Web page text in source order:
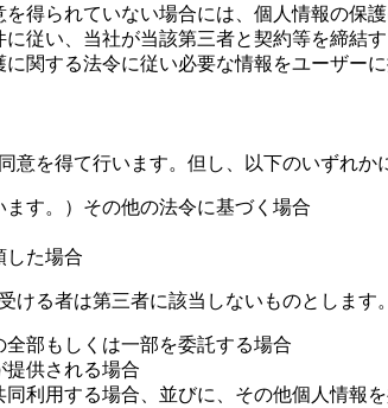
得られていない場合には、個人情報の保
従い、当社が当該第三者と契約等を締結
関する法令に従い必要な情報をユーザーに
を得て行います。但し、以下のいずれか
す。）その他の法令に基づく場合
した場合
る者は第三者に該当しないものとします。
部もしくは一部を委託する場合
提供される場合
利用する場合、並びに、その他個人情報